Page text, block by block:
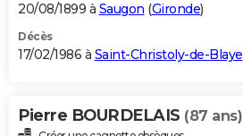
20/08/1899 à Saugon (Gironde)
Décès
17/02/1986 à Saint-Christoly-de-Blaye
Pierre BOURDELAIS (87 ans)